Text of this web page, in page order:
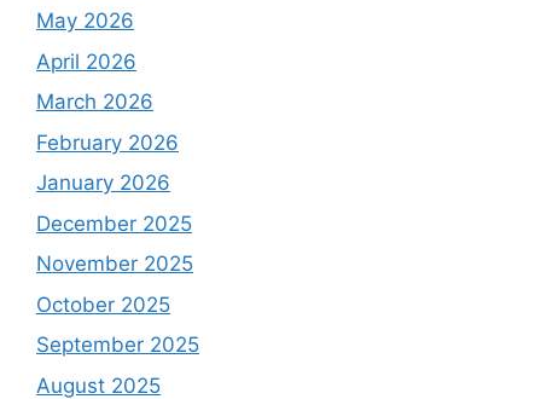
May 2026
April 2026
March 2026
February 2026
January 2026
December 2025
November 2025
October 2025
September 2025
August 2025